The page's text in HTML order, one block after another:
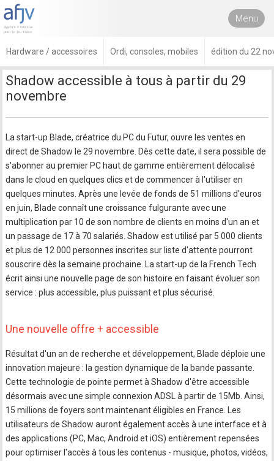
Menu
Hardware / accessoires Ordi, consoles, mobiles édition du 22
Shadow accessible à tous à partir du 29
novembre
La start-up Blade, créatrice du PC du Futur, ouvre les ventes en
direct de Shadow le 29 novembre. Dès cette date, il sera possible de
s'abonner au premier PC haut de gamme entièrement délocalisé
dans le cloud en quelques clics et de commencer à l'utiliser en
quelques minutes. Après une levée de fonds de 51 millions d'euros
en juin, Blade connaît une croissance fulgurante avec une
multiplication par 10 de son nombre de clients en moins d'un an et
un passage de 17 à 70 salariés. Shadow est utilisé par 5 000 clients
et plus de 12 000 personnes inscrites sur liste d'attente pourront
souscrire dès la semaine prochaine. La start-up de la French Tech
écrit ainsi une nouvelle page de son histoire en faisant évoluer son
service : plus accessible, plus puissant et plus sécurisé.
Une nouvelle offre + accessible
Résultat d'un an de recherche et développement, Blade déploie une
innovation majeure : la gestion dynamique de la bande passante.
Cette technologie de pointe permet à Shadow d'être accessible
désormais avec une simple connexion ADSL à partir de 15Mb. Ainsi,
15 millions de foyers sont maintenant éligibles en France. Les
utilisateurs de Shadow auront également accès à une interface et à
des applications (PC, Mac, Android et iOS) entièrement repensées
pour optimiser l'accès à tous les contenus - musique, photos, vidéos,